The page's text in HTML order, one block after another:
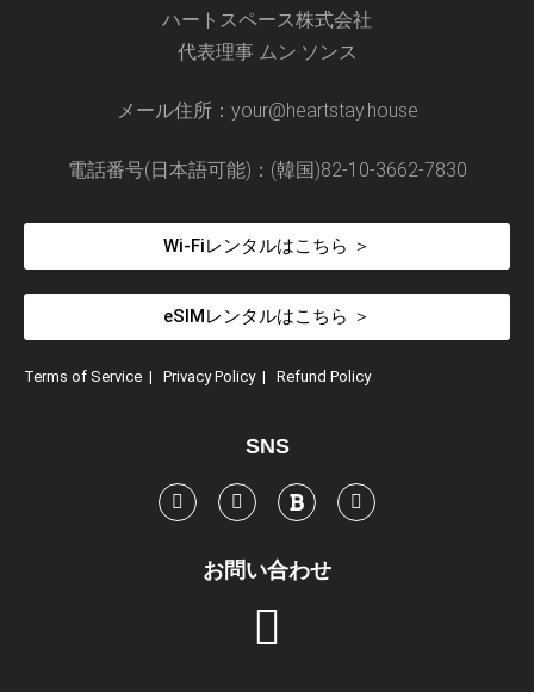
ハートスペース株式会社
代表理事 ムン·ソンス
メール住所：your@heartstay.house
電話番号(日本語可能)：(韓国)82-10-3662-7830
Wi-Fiレンタルはこちら ＞
eSIMレンタルはこちら ＞
Terms of Service | Privacy Policy | Refund Policy
SNS
お問い合わせ